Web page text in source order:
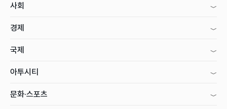
사회
경제
국제
아투시티
문화·스포츠